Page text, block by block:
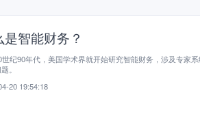
是智能财务？
世纪90年代，美国学术界就开始研究智能财务，涉及专家
。
20 19:54:18